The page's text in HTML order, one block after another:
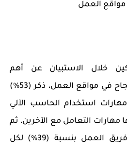
مواقع العمل
خلال الاستبيان عن أهم
المهارات المطلوبة للنجاح في مواقع العمل، ذكر (53%)
استخدام الحاسب الآلي
مهارات التعامل مع الآخرين، ثم
مهارات التواصل مع فريق العمل بنسبة (39%) لكل